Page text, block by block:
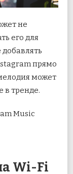
не
его для
прямо
может
в тренде.
Music
Wi-Fi